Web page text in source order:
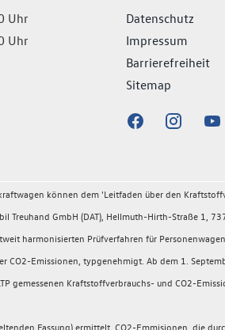
Uhr
Uhr
Datenschutz
Impressum
Barrierefreiheit
Sitemap
können dem 'Leitfaden über den
GmbH (DAT), Hellmuth-Hirth-Straße 1,
harmonisierten Prüfverfahren für
CO2-Emissionen, typgenehmigt. Ab dem 1.
gemessenen Kraftstoffverbrauchs- und CO2-
Fassung) ermittelt. CO2-Emmisionen, die